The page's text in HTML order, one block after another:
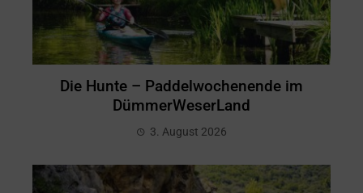
Die Hunte – Paddelwochenende im
DümmerWeserLand
3. August 2026